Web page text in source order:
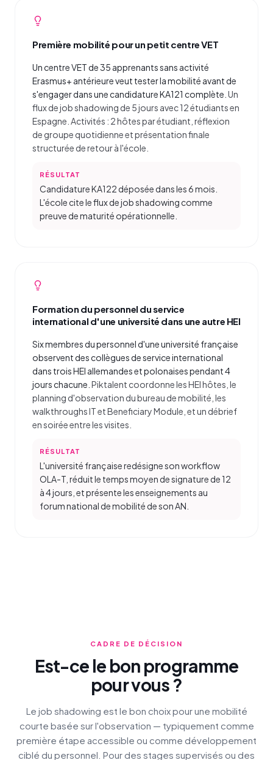
Première mobilité pour un petit centre VET
Un centre VET de 35 apprenants sans activité
Erasmus+ antérieure veut tester la mobilité avant de
s'engager dans une candidature KA121 complète. Un
flux de job shadowing de 5 jours avec 12 étudiants en
Espagne. Activités : 2 hôtes par étudiant, réflexion
de groupe quotidienne et présentation finale
structurée de retour à l'école.
RÉSULTAT
Candidature KA122 déposée dans les 6 mois.
L'école cite le flux de job shadowing comme
preuve de maturité opérationnelle.
Formation du personnel du service
international d'une université dans une autre HEI
Six membres du personnel d'une université française
observent des collègues de service international
dans trois HEI allemandes et polonaises pendant 4
jours chacune. Piktalent coordonne les HEI hôtes, le
planning d'observation du bureau de mobilité, les
walkthroughs IT et Beneficiary Module, et un débrief
en soirée entre les visites.
RÉSULTAT
L'université française redésigne son workflow
OLA-T, réduit le temps moyen de signature de 12
à 4 jours, et présente les enseignements au
forum national de mobilité de son AN.
CADRE DE DÉCISION
Est-ce le bon programme
pour vous ?
Le job shadowing est le bon choix pour une mobilité
courte basée sur l'observation — typiquement comme
première étape accessible ou comme développement
ciblé du personnel. Pour des stages supervisés ou des